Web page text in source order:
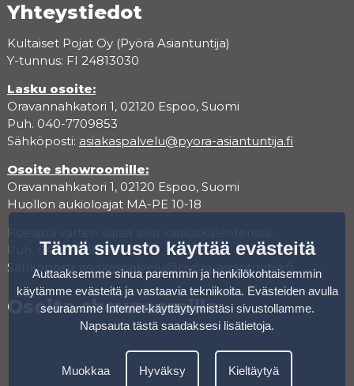
Yhteystiedot
Kultaiset Pojat Oy (Pyörä Asiantuntija)
Y-tunnus: FI 24813030
Lasku osoite:
Oravannahkatori 1, 02120 Espoo, Suomi
Puh. 040-7709853
Sähköposti: asiakaspalvelu@pyora-asiantuntija.fi
Osoite showroomille:
Oravannahkatori 1, 02120 Espoo, Suomi
Huollon aukioloajat MA-PE 10-18
Puh. 040-7709853
Sähköposti:
asiakaspalvelu@pyora-asiantuntija.fi
Osoite showroomille
Tämä sivusto käyttää evästeitä
Auttaaksemme sinua paremmin ja henkilökohtaisemmin
käytämme evästeitä ja vastaavia tekniikoita. Evästeiden avulla
seuraamme Internet-käyttäytymistäsi sivustollamme.
Napsauta tästä saadaksesi lisätietoja.
Muokkaa Hyväksy Kieltäytyä